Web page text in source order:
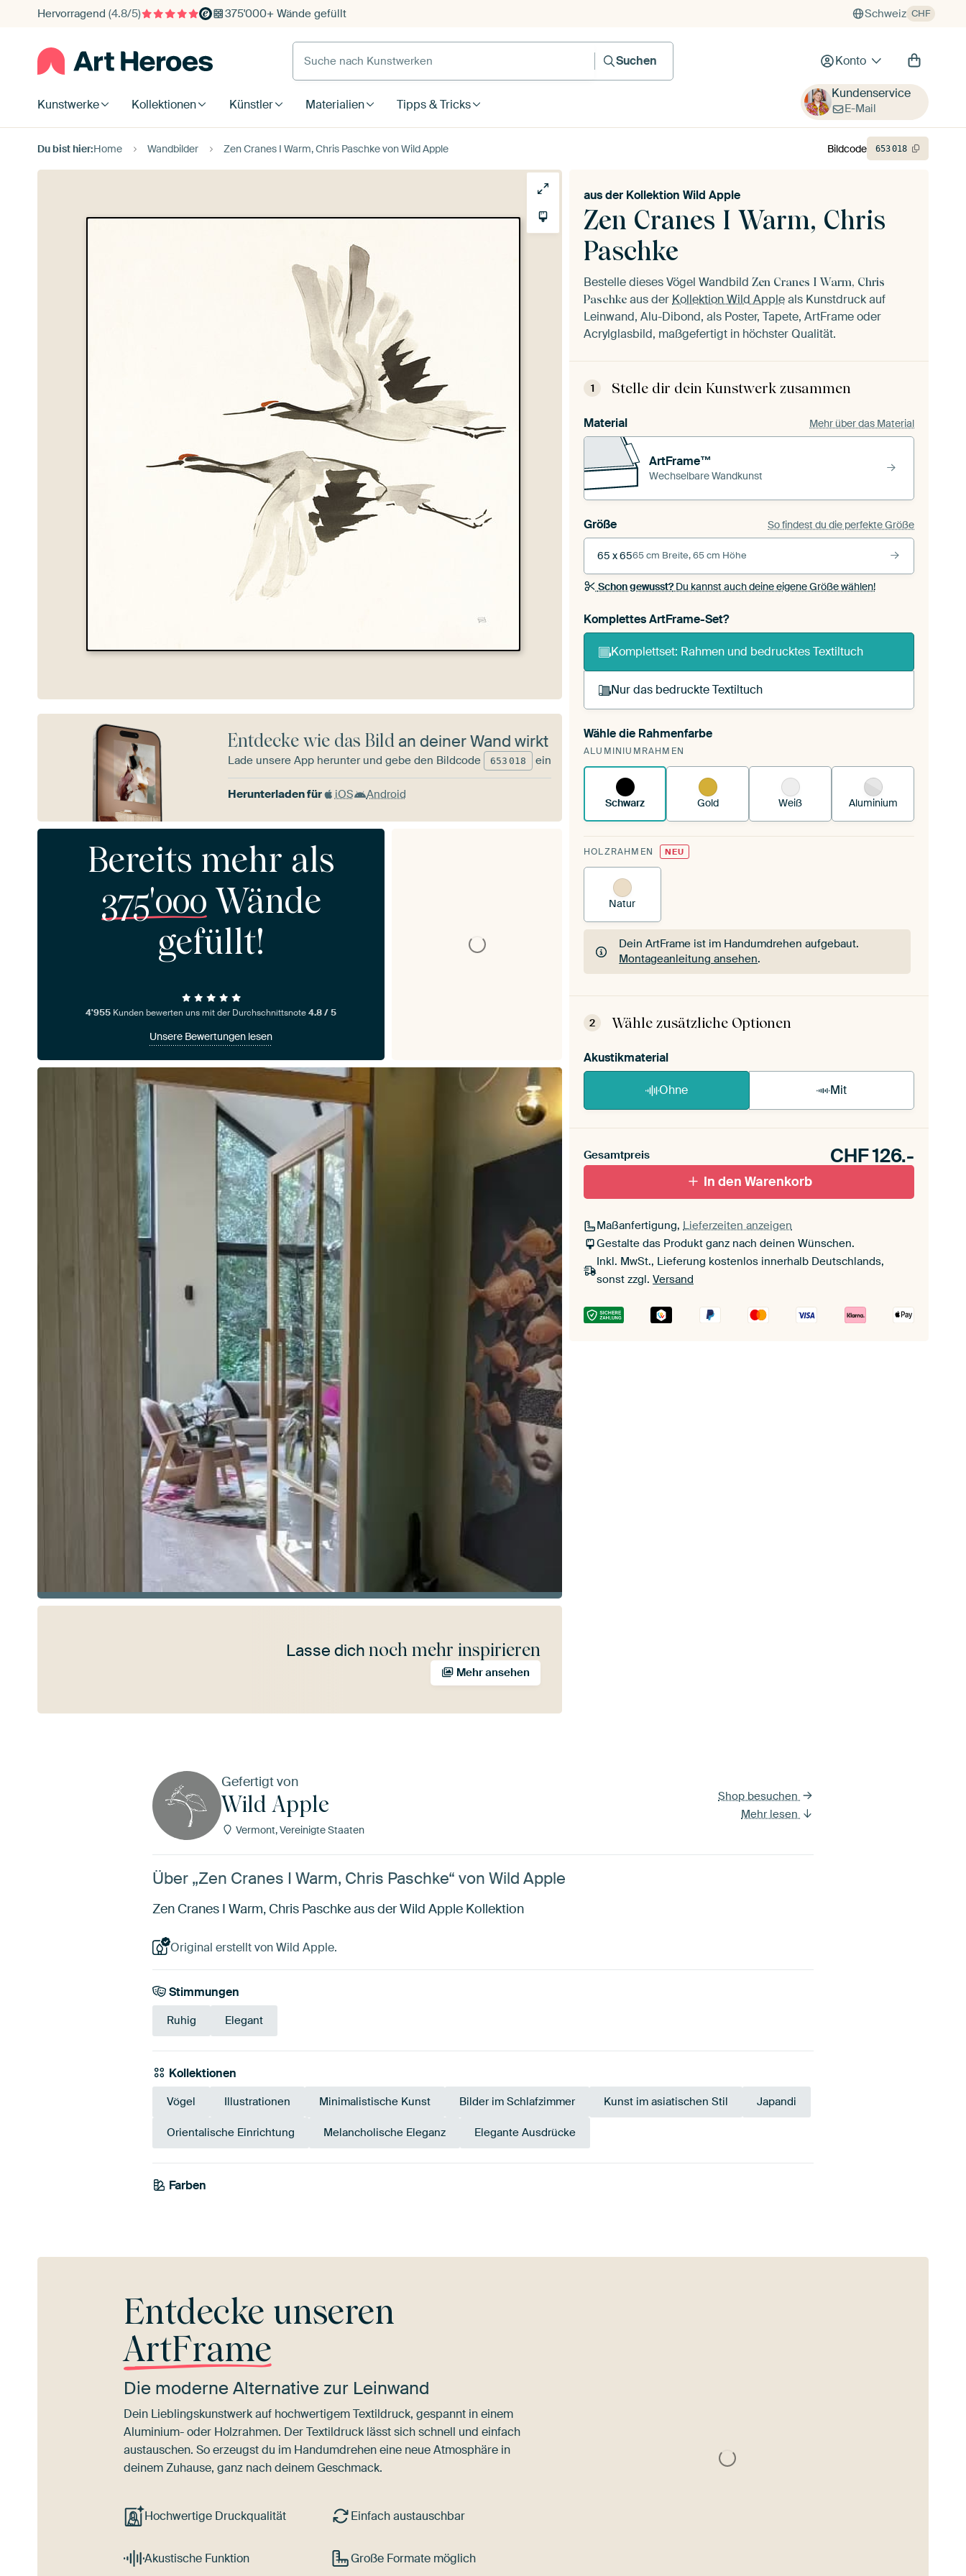
Hervorragend (4.8/5) 375'000+ Wände gefüllt Schweiz CHF
Suche nach Kunstwerken
Suchen
Konto
Kunstwerke Kollektionen Künstler Materialien Tipps & Tricks
Kundenservice
E-Mail
Du bist hier:Home Wandbilder Zen Cranes I Warm, Chris Paschke von Wild Apple
Zen Cranes I Warm, Chris
Paschke
aus der Kollektion Wild Apple
Bestelle dieses Vögel Wandbild Zen Cranes I Warm, Chris
Paschke aus der Kollektion Wild Appleals Kunstdruck auf
Leinwand, Alu-Dibond, als Poster, Tapete, ArtFrame oder
Acrylglasbild, maßgefertigt in höchster Qualität.
1 Stelle dir dein Kunstwerk zusammen
Material Mehr über das Material
ArtFrame™
Wechselbare Wandkunst
Größe So findest du die perfekte Größe
65 x 6565 cm Breite, 65 cm Höhe
Schon gewusst?Du kannst auch deine eigene Größe wählen!
Komplettes ArtFrame-Set?
Komplettset: Rahmen und bedrucktes Textiltuch
Nur das bedruckte Textiltuch
Du spannst einen wechselbaren Textiltuch in deinen
vorhandenen ArtFrame™.
Wähle die Rahmenfarbe
ALUMINIUMRAHMEN
Schwarz Gold Weiß Aluminium
HOLZRAHMEN NEU
Natur
Dein ArtFrame ist im Handumdrehen aufgebaut.
Montageanleitung ansehen.
Dein ArtFrame ist im Handumdrehen aufgebaut.
2 Wähle zusätzliche Optionen
Akustikmaterial
Ohne Mit
Gesamtpreis CHF126.-
In den Warenkorb
Maßanfertigung, Lieferzeiten anzeigen
Gestalte das Produkt ganz nach deinen Wünschen.
Inkl. MwSt., Lieferung kostenlos innerhalb Deutschlands,
sonst zzgl. Versand
Bildcode 653018
Entdecke wie das Bildan deiner Wand wirkt
Lade unsere App herunter und gebe den Bildcode 653 018 ein
Herunterladen für iOS Android
Bereits mehr als
375'000 Wände
gefüllt!
4'955 Kunden bewerten uns mit der Durchschnittsnote4.8 / 5
Unsere Bewertungen lesen
Lasse dich noch mehr inspirieren
Mehr ansehen
Gefertigt von
Wild Apple
Vermont, Vereinigte Staaten
Shop besuchen
Mehr lesen
Über „Zen Cranes I Warm, Chris Paschke“ von Wild Apple
Zen Cranes I Warm, Chris Paschke aus der Wild Apple Kollektion
Original erstellt von Wild Apple.
Stimmungen
Ruhig Elegant
Kollektionen
Vögel Illustrationen Minimalistische Kunst Bilder im Schlafzimmer Kunst im asiatischen Stil Japandi
Orientalische Einrichtung Melancholische Eleganz Elegante Ausdrücke
Farben
Beige
Entdecke unseren
ArtFrame
Die moderne Alternative zur Leinwand
Dein Lieblingskunstwerk auf hochwertigem Textildruck, gespannt in einem
Aluminium- oder Holzrahmen. Der Textildruck lässt sich schnell und einfach
austauschen. So erzeugst du im Handumdrehen eine neue Atmosphäre in
deinem Zuhause, ganz nach deinem Geschmack.
Hochwertige Druckqualität Einfach austauschbar
Akustische Funktion Große Formate möglich